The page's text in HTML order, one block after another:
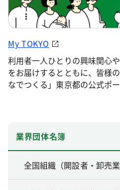
My TOKYO
利用者一人ひとりの興味関心
をお届けするとともに、皆様
なでつくる」東京都の公式ポー
業界団体名簿
全国組織（開設者・卸売業